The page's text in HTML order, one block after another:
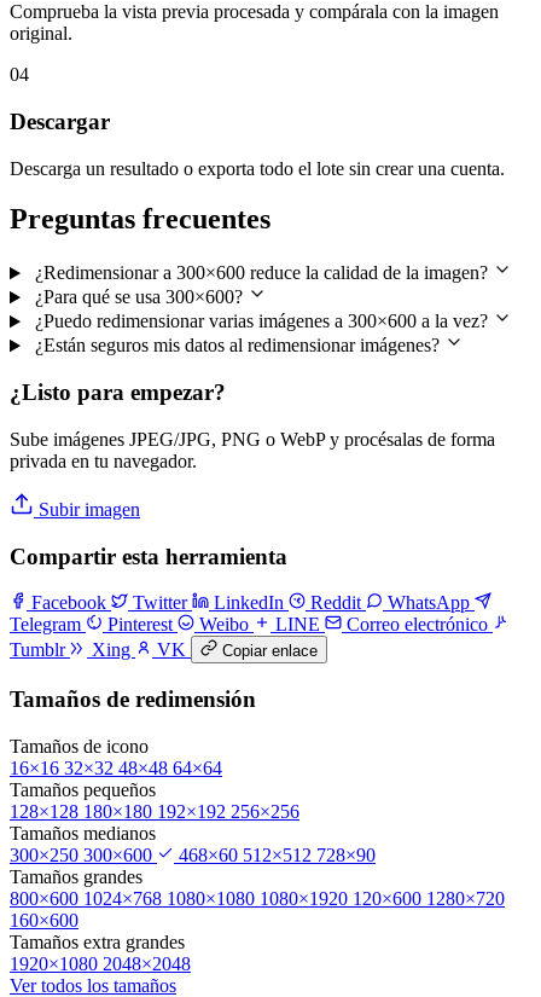
Comprueba la vista previa procesada y compárala con la imagen
original.
04
Descargar
Descarga un resultado o exporta todo el lote sin crear una cuenta.
Preguntas frecuentes
¿Redimensionar a 300×600 reduce la calidad de la imagen?
¿Para qué se usa 300×600?
¿Puedo redimensionar varias imágenes a 300×600 a la vez?
¿Están seguros mis datos al redimensionar imágenes?
¿Listo para empezar?
Sube imágenes JPEG/JPG, PNG o WebP y procésalas de forma
privada en tu navegador.
Subir imagen
Compartir esta herramienta
Facebook Twitter LinkedIn Reddit
WhatsApp
Telegram
Pinterest Weibo LINE
Correo electrónico
Tumblr
Xing VK Copiar enlace
Tamaños de redimensión
Tamaños de icono
16×16 32×32 48×48 64×64
Tamaños pequeños
128×128 180×180 192×192 256×256
Tamaños medianos
300×250 300×600 468×60 512×512 728×90
Tamaños grandes
800×600 1024×768 1080×1080 1080×1920 120×600 1280×720
160×600
Tamaños extra grandes
1920×1080 2048×2048
Ver todos los tamaños